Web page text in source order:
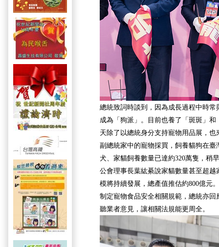
總統致詞時談到，因為成長過程中時
成為「狗派」。目前也養了「斑斑」和
天除了以總統身分支持寵物用品展，
副總統家中的寵物採買，飼養貓狗在
犬、家貓飼養數量已達約320萬隻，稍
公會理事長葉紘綦說家貓數量甚至超
模將持續發展，總產值推估約800億元
制定寵物食品安全相關規範，總統亦
聽業者意見，讓相關法規能更周全。